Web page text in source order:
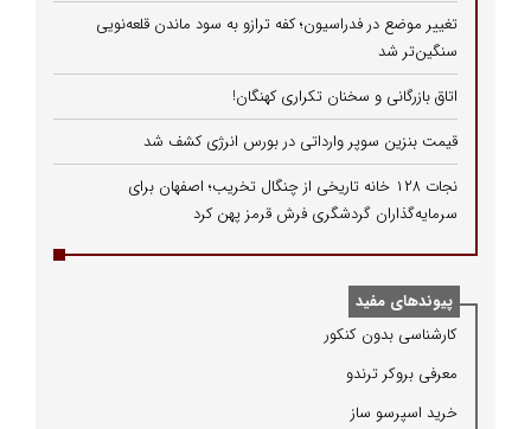
تغییر موضع در فدراسیون؛ کفه ترازو به سود ماندن قلعه‌نویی
سنگین‌تر شد
اتاق بازرگانی و سخنان تکراری کهنگان!
قیمت بنزین سوپر وارداتی در بورس انرژی کشف شد
نجات ۱۲۸ خانه تاریخی از چنگال تخریب؛ اصفهان برای
سرمایه‌گذاران گردشگری فرش قرمز پهن کرد
پیوندهای مفید
كارشناسی بدون كنكور
معرفی بروكر ترندو
خرید اسپرسو ساز